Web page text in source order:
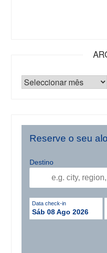
Reserve o seu
Destino
Data check-in
Sáb 08 Ago 2026